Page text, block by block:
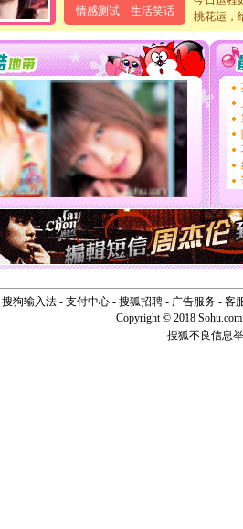
情感测试
生活笑话
卖了。水
[春节]风
颜！冬去
道一声平
[春节]传
片叶子
送你一
[圣诞节]
你太多
要平安
[圣诞节]
能正大
天都要快
[圣诞节]
如意,快
[元旦]看
断电。爱
你是我专
[元旦]如
起；二是
离。水晶
[元旦]当
桃花运，
搜狗输入法- 支付中心- 搜狐招聘- 广告服务- 客
Copyright © 2018
搜狐不良信息